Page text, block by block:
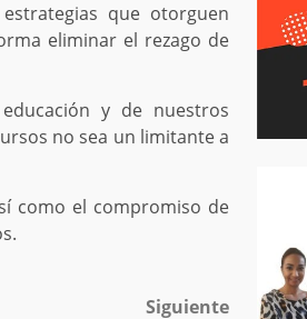
que otorguen
eliminar el rezago de
y de nuestros
no sea un limitante a
como el compromiso de
Siguiente